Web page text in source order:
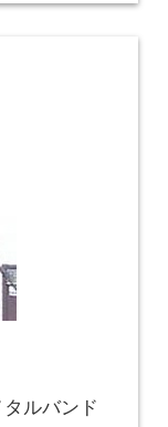
ルバンド